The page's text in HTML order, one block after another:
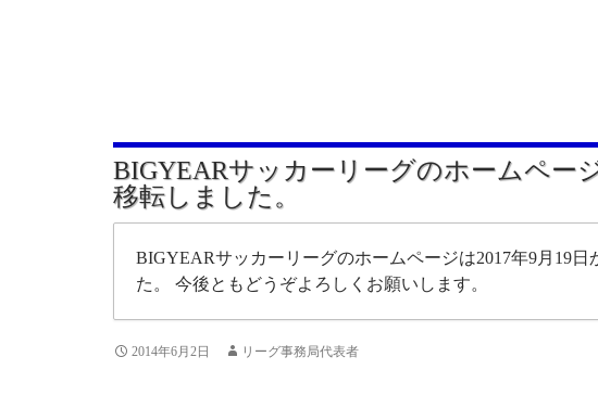
BIGYEARサッカーリーグのホームペー
移転しました。
BIGYEARサッカーリーグのホームページは2017年9月19日
た。 今後ともどうぞよろしくお願いします。
2014年6月2日 リーグ事務局代表者